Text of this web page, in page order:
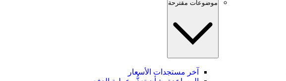
موضوعات مقترحة
آخر مستجدات الأسعار